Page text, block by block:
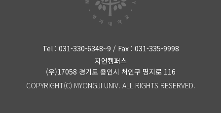
Tel : 031-330-6348~9 / Fax : 031-335-9998
자연캠퍼스
(우)17058 경기도 용인시 처인구 명지로 116
COPYRIGHT(C) MYONGJI UNIV. ALL RIGHTS RESERVED.